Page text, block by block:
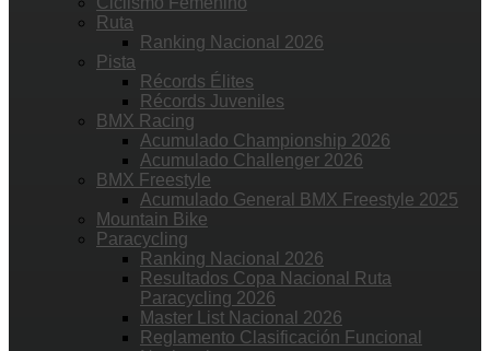
Ruta
Ranking Nacional 2026
Pista
Récords Élites
Récords Juveniles
BMX Racing
Acumulado Championship 2026
Acumulado Challenger 2026
BMX Freestyle
Acumulado General BMX Freestyle 2025
Mountain Bike
Paracycling
Ranking Nacional 2026
Resultados Copa Nacional Ruta
Paracycling 2026
Master List Nacional 2026
Reglamento Clasificación Funcional